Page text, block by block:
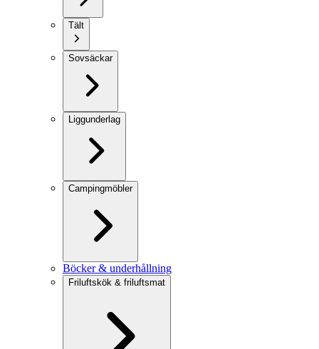
Tält
Sovsäckar
Liggunderlag
Campingmöbler
Böcker & underhållning
Friluftskök & friluftsmat